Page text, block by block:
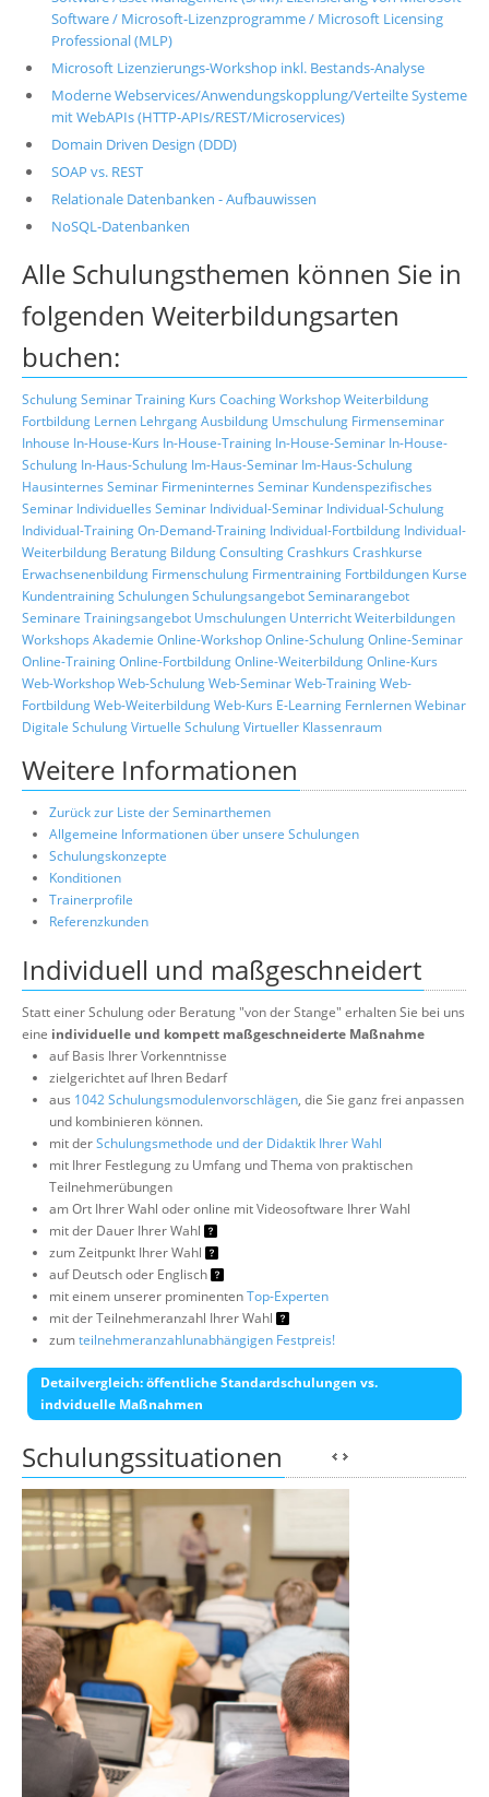
Software / Microsoft-Lizenzprogramme / Microsoft Licensing
Professional (MLP)
Microsoft Lizenzierungs-Workshop inkl. Bestands-Analyse
Moderne Webservices/Anwendungskopplung/Verteilte Systeme
mit WebAPIs (HTTP-APIs/REST/Microservices)
Domain Driven Design (DDD)
SOAP vs. REST
Relationale Datenbanken - Aufbauwissen
NoSQL-Datenbanken
Alle Schulungsthemen können Sie in
folgenden Weiterbildungsarten
buchen:
SchulungSeminarTraining Kurs CoachingWorkshopWeiterbildung
Fortbildung Lernen LehrgangAusbildung Umschulung Firmenseminar
Inhouse In-House-Kurs In-House-Training In-House-Seminar In-House-
Schulung In-Haus-Schulung Im-Haus-Seminar Im-Haus-Schulung
Hausinternes Seminar Firmeninternes Seminar Kundenspezifisches
Seminar Individuelles Seminar Individual-Seminar Individual-Schulung
Individual-TrainingOn-Demand-Training Individual-Fortbildung Individual-
Weiterbildung Beratung BildungConsultingCrashkurs Crashkurse
Erwachsenenbildung Firmenschulung Firmentraining Fortbildungen Kurse
KundentrainingSchulungenSchulungsangebotSeminarangebot
Seminare Trainingsangebot Umschulungen UnterrichtWeiterbildungen
Workshops Akademie Online-WorkshopOnline-SchulungOnline-Seminar
Online-TrainingOnline-FortbildungOnline-WeiterbildungOnline-Kurs
Web-WorkshopWeb-SchulungWeb-SeminarWeb-TrainingWeb-
FortbildungWeb-WeiterbildungWeb-Kurs E-Learning FernlernenWebinar
Digitale SchulungVirtuelle SchulungVirtueller Klassenraum
Weitere Informationen
Zurück zur Liste der Seminarthemen
Allgemeine Informationen über unsere Schulungen
Schulungskonzepte
Konditionen
Trainerprofile
Referenzkunden
Individuell und maßgeschneidert
Statt einer Schulung oder Beratung "von der Stange" erhalten Sie bei uns
eine individuelle und kompett maßgeschneiderte Maßnahme
auf Basis Ihrer Vorkenntnisse
zielgerichtet auf Ihren Bedarf
aus 1042 Schulungsmodulenvorschlägen, die Sie ganz frei anpassen
und kombinieren können.
mit derSchulungsmethode und der Didaktik Ihrer Wahl
mit Ihrer Festlegung zu Umfang und Thema von praktischen
Teilnehmerübungen
am Ort Ihrer Wahl oder online mit Videosoftware Ihrer Wahl
mit der Dauer Ihrer Wahl
zum Zeitpunkt Ihrer Wahl
auf Deutsch oder Englisch
mit einem unserer prominentenTop-Experten
mit der Teilnehmeranzahl Ihrer Wahl
zumteilnehmeranzahlunabhängigen Festpreis!
Detailvergleich: öffentliche Standardschulungen vs.
indviduelle Maßnahmen
Schulungssituationen